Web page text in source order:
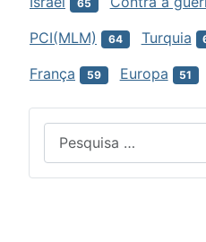
65
PCI(MLM) 64 Turquia
França 59 Europa 51